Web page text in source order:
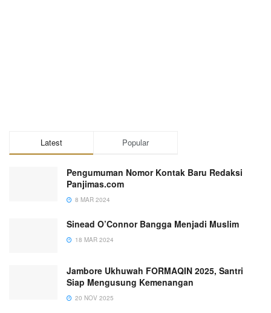
Latest Popular
Pengumuman Nomor Kontak Baru Redaksi
Panjimas.com
8 MAR 2024
Sinead O’Connor Bangga Menjadi Muslim
18 MAR 2024
Jambore Ukhuwah FORMAQIN 2025, Santri
Siap Mengusung Kemenangan
20 NOV 2025